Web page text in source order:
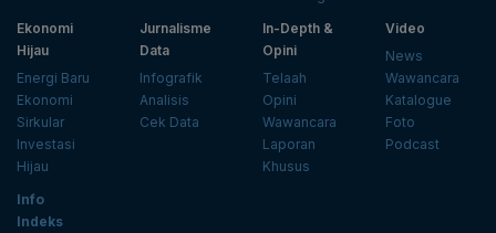
Ekonomi
Hijau
Energi Baru
Ekonomi
Sirkular
Investasi
Hijau
Jurnalisme
Data
Infografik
Analisis
Cek Data
In-Depth &
Opini
Telaah
Opini
Wawancara
Laporan
Khusus
Video
News
Wawancara
Katalogue
Foto
Podcast
Info
Indeks